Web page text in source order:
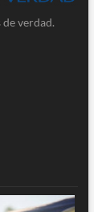
verdad.